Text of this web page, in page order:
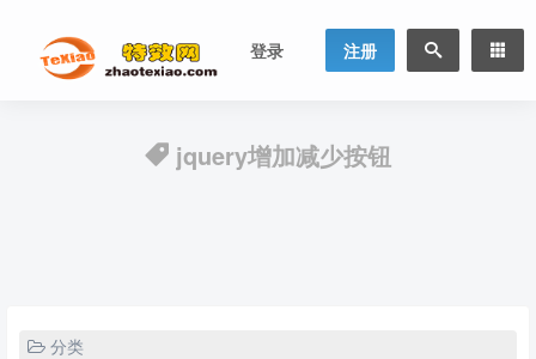
登录 注册
jquery增加减少按钮
分类